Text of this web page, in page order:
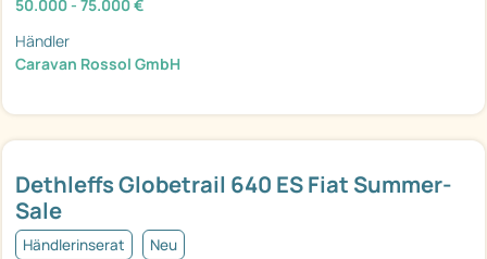
Dethleffs Globetrail 640 ES Fiat Summer-
Sale
Händlerinserat Neu
50.000 - 75.000 €
Händler
Caravan Rossol GmbH